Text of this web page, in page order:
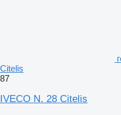
Citelis
87
IVECO N. 28 Citelis